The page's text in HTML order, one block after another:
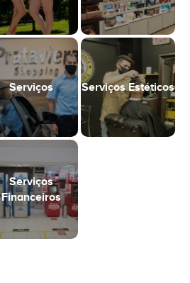
Serviços Serviços Estéticos
Serviços
Financeiros